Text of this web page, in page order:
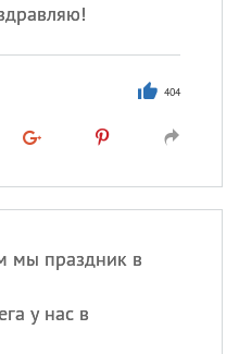
404
мы праздник в
у нас в